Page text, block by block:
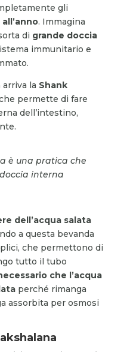
gli
. Immagina
di grande doccia
immunitario e
la Shank
permette di fare
dell’intestino,
è una pratica che
interna
dell’acqua salata
a questa bevanda
che permettono di
tutto il tubo
che l’acqua
perché rimanga
assorbita per osmosi